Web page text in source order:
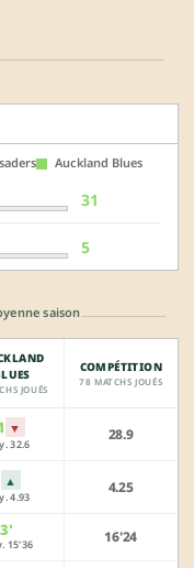
Auckland Blues
31
5
saison
JOUÉS
COMPÉTITION
78 MATCHS JOUÉS
▼
32.6
28.9
▲
4.93
4.25
3'
15'36 16'24